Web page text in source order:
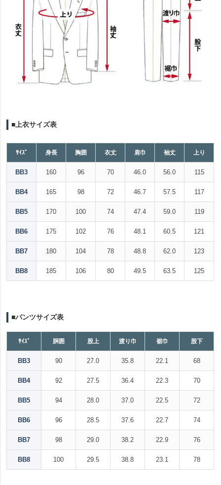
■上衣サイズ表
ｻｲｽﾞ 身長 胸囲 衣丈 肩巾 袖丈 上り
BB3 160 96 70 46.0 56.0 115
BB4 165 98 72 46.7 57.5 117
BB5 170 100 74 47.4 59.0 119
BB6 175 102 76 48.1 60.5 121
BB7 180 104 78 48.8 62.0 123
BB8 185 106 80 49.5 63.5 125
■パンツサイズ表
ｻｲｽﾞ 胴囲 股上 渡り巾 裾巾 股下
BB3 90 27.0 35.8 22.1 68
BB4 92 27.5 36.4 22.3 70
BB5 94 28.0 37.0 22.5 72
BB6 96 28.5 37.6 22.7 74
BB7 98 29.0 38.2 22.9 76
BB8 100 29.5 38.8 23.1 78